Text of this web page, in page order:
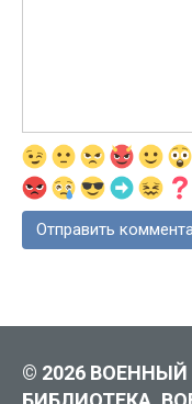
© 2026